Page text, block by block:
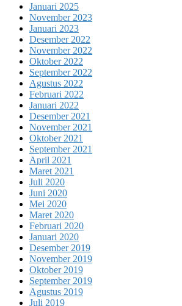
Januari 2025
November 2023
Januari 2023
Desember 2022
November 2022
Oktober 2022
September 2022
Agustus 2022
Februari 2022
Januari 2022
Desember 2021
November 2021
Oktober 2021
September 2021
April 2021
Maret 2021
Juli 2020
Juni 2020
Mei 2020
Maret 2020
Februari 2020
Januari 2020
Desember 2019
November 2019
Oktober 2019
September 2019
Agustus 2019
Juli 2019